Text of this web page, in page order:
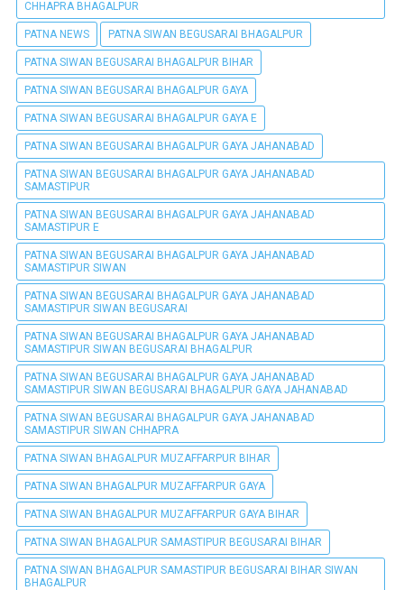
CHHAPRA BHAGALPUR
PATNA NEWS PATNA SIWAN BEGUSARAI BHAGALPUR
PATNA SIWAN BEGUSARAI BHAGALPUR BIHAR
PATNA SIWAN BEGUSARAI BHAGALPUR GAYA
PATNA SIWAN BEGUSARAI BHAGALPUR GAYA E
PATNA SIWAN BEGUSARAI BHAGALPUR GAYA JAHANABAD
PATNA SIWAN BEGUSARAI BHAGALPUR GAYA JAHANABAD
SAMASTIPUR
PATNA SIWAN BEGUSARAI BHAGALPUR GAYA JAHANABAD
SAMASTIPUR E
PATNA SIWAN BEGUSARAI BHAGALPUR GAYA JAHANABAD
SAMASTIPUR SIWAN
PATNA SIWAN BEGUSARAI BHAGALPUR GAYA JAHANABAD
SAMASTIPUR SIWAN BEGUSARAI
PATNA SIWAN BEGUSARAI BHAGALPUR GAYA JAHANABAD
SAMASTIPUR SIWAN BEGUSARAI BHAGALPUR
PATNA SIWAN BEGUSARAI BHAGALPUR GAYA JAHANABAD
SAMASTIPUR SIWAN BEGUSARAI BHAGALPUR GAYA JAHANABAD
PATNA SIWAN BEGUSARAI BHAGALPUR GAYA JAHANABAD
SAMASTIPUR SIWAN CHHAPRA
PATNA SIWAN BHAGALPUR MUZAFFARPUR BIHAR
PATNA SIWAN BHAGALPUR MUZAFFARPUR GAYA
PATNA SIWAN BHAGALPUR MUZAFFARPUR GAYA BIHAR
PATNA SIWAN BHAGALPUR SAMASTIPUR BEGUSARAI BIHAR
PATNA SIWAN BHAGALPUR SAMASTIPUR BEGUSARAI BIHAR SIWAN
BHAGALPUR